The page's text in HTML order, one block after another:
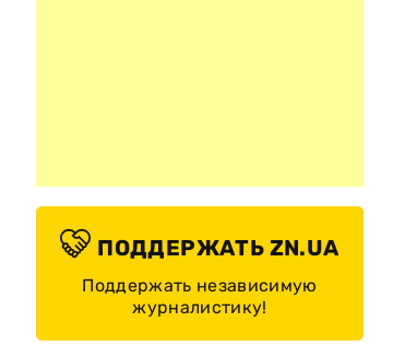
ПОДДЕРЖАТЬ ZN.UA
Поддержать независимую
журналистику!